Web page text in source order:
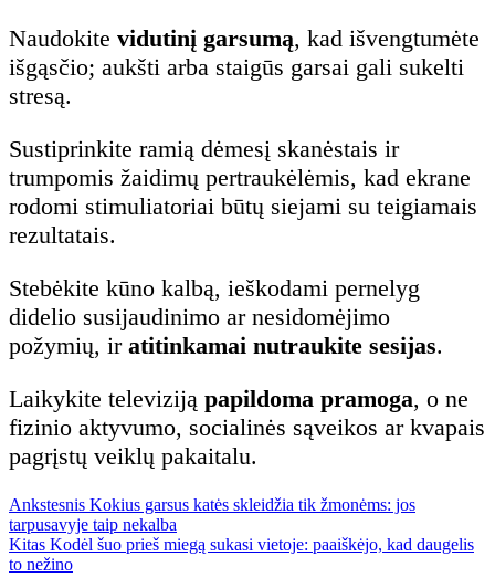
Naudokite vidutinį garsumą, kad išvengtumėte
išgąsčio; aukšti arba staigūs garsai gali sukelti
stresą.
Sustiprinkite ramią dėmesį skanėstais ir
trumpomis žaidimų pertraukėlėmis, kad ekrane
rodomi stimuliatoriai būtų siejami su teigiamais
rezultatais.
Stebėkite kūno kalbą, ieškodami pernelyg
didelio susijaudinimo ar nesidomėjimo
požymių, ir atitinkamai nutraukite sesijas.
Laikykite televiziją papildoma pramoga, o ne
fizinio aktyvumo, socialinės sąveikos ar kvapais
pagrįstų veiklų pakaitalu.
Navigacija
tarp
Ankstesnis Previous
post:
Kokius garsus katės skleidžia tik žmonėms: jos
tarpusavyje taip nekalba
Kitas Next
post:
Kodėl šuo prieš miegą sukasi vietoje: paaiškėjo, kad daugelis
to nežino